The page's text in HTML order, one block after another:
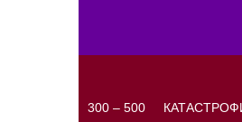
300 – 500